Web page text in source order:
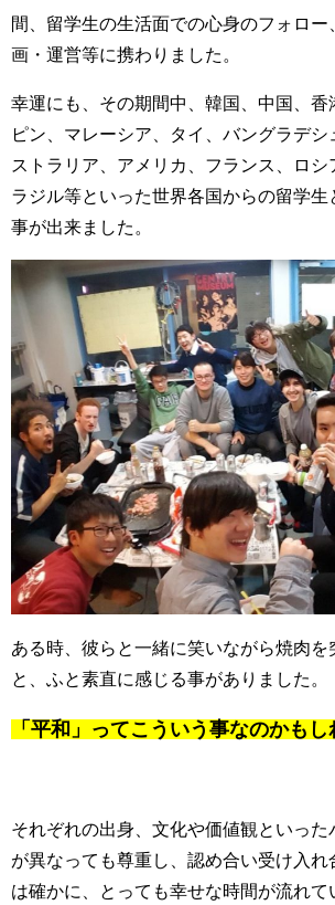
間、留学生の生活面での心身のフォロー
画・運営等に携わりました。
幸運にも、その期間中、韓国、中国、香
ピン、マレーシア、タイ、バングラデシ
ストラリア、アメリカ、フランス、ロシ
ラジル等といった世界各国からの留学生
事が出来ました。
ある時、彼らと一緒に笑いながら焼肉を
と、ふと素直に感じる事がありました。
「平和」ってこういう事なのかも
それぞれの出身、文化や価値観といった
が異なっても尊重し、認め合い受け入れ
は確かに、とっても幸せな時間が流れて